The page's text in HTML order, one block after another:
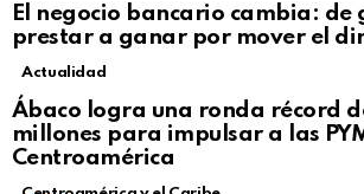
El negocio bancario cambia: de
prestar a ganar por mover el
Not Safe For Work
Click to view this post
Actualidad
Ábaco logra una ronda récord
millones para impulsar a las
Centroamérica